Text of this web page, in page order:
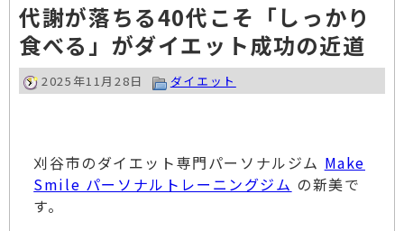
代謝が落ちる40代こそ「しっかり
食べる」がダイエット成功の近道
2025年11月28日 ダイエット
刈谷市のダイエット専門パーソナルジム Make
Smile パーソナルトレーニングジム の新美で
す。